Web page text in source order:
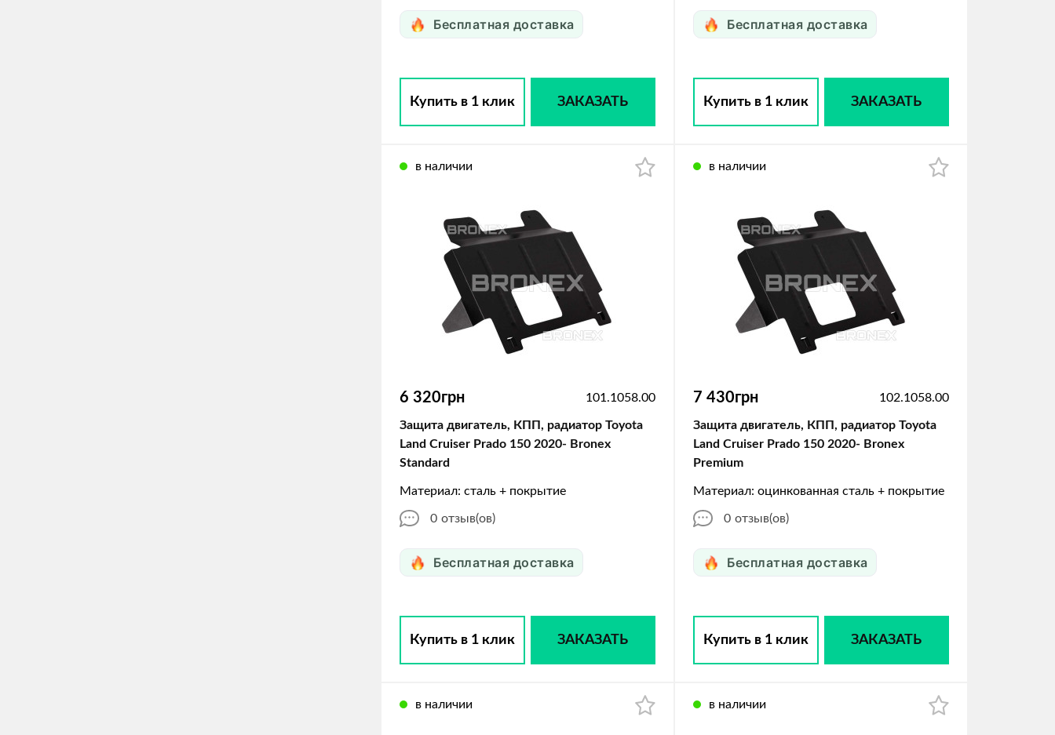
Бесплатная доставка
Купить в 1 клик ЗАКАЗАТЬ
Бесплатная доставка
Купить в 1 клик ЗАКАЗАТЬ
в наличии
6 320грн 101.1058.00
Защита двигатель, КПП, радиатор Toyota
Land Cruiser Prado 150 2020- Bronex
Standard
Материал: сталь + покрытие
0 отзыв(ов)
Бесплатная доставка
Купить в 1 клик ЗАКАЗАТЬ
в наличии
7 430грн 102.1058.00
Защита двигатель, КПП, радиатор Toyota
Land Cruiser Prado 150 2020- Bronex
Premium
Материал: оцинкованная сталь + покрытие
0 отзыв(ов)
Бесплатная доставка
Купить в 1 клик ЗАКАЗАТЬ
в наличии в наличии